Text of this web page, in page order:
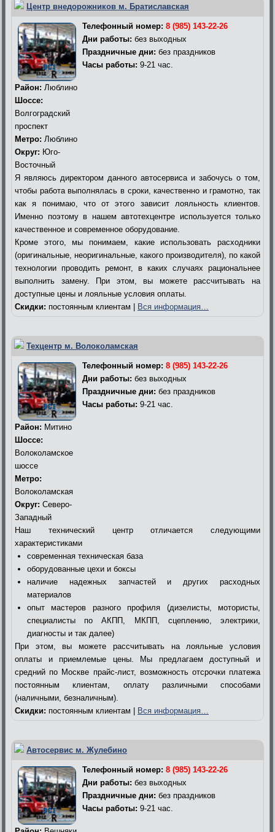
Центр внедорожников м. Братиславская
Телефонный номер: 8 (985) 143-22-26
Дни работы: без выходных
Праздничные дни: без праздников
Часы работы: 9-21 час.
Район: Люблино
Шоссе:
Волгоградский
проспект
Метро: Люблино
Округ: Юго-
Восточный
Я являюсь директором данного автосервиса и забочусь о том,
чтобы работа выполнялась в сроки, качественно и грамотно, так
как я понимаю, что от этого зависит лояльность клиентов.
Именно поэтому в нашем автотехцентре используется только
качественное и современное оборудование.
Кроме этого, мы понимаем, какие использовать расходники
(оригинальные, неоригинальные, какого производителя), по какой
технологии проводить ремонт, в каких случаях рациональнее
выполнить замену. При этом, вы можете рассчитывать на
доступные цены и лояльные условия оплаты.
Скидки: постоянным клиентам | Вся информация…
Техцентр м. Волоколамская
Телефонный номер: 8 (985) 143-22-26
Дни работы: без выходных
Праздничные дни: без праздников
Часы работы: 9-21 час.
Район: Митино
Шоссе:
Волоколамское
шоссе
Метро:
Волоколамская
Округ: Северо-
Западный
Наш технический центр отличается следующими
характеристиками
современная техническая база
оборудованные цехи и боксы
наличие надежных запчастей и других расходных
материалов
опыт мастеров разного профиля (дизелисты, мотористы,
специалисты по АКПП, МКПП, сцеплению, электрики,
диагносты и так далее)
При этом, вы можете рассчитывать на лояльные условия
оплаты и приемлемые цены. Мы предлагаем доступный и
средний по Москве прайс-лист, возможность отсрочки платежа
постоянным клиентам, оплату различными способами
(наличными, безналичным).
Скидки: постоянным клиентам | Вся информация…
Автосервис м. Жулебино
Телефонный номер: 8 (985) 143-22-26
Дни работы: без выходных
Праздничные дни: без праздников
Часы работы: 9-21 час.